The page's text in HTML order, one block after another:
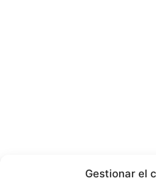
Gestionar el